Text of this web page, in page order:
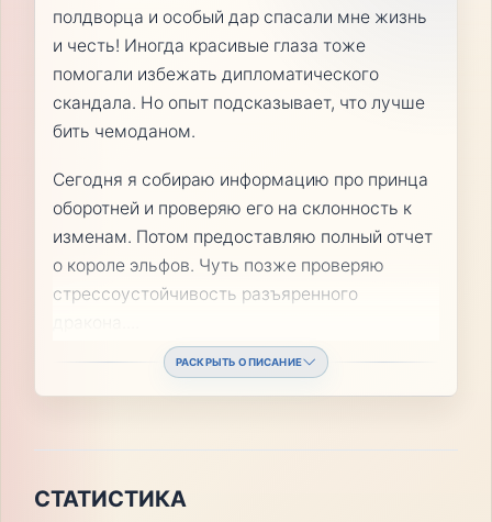
полдворца и особый дар спасали мне жизнь
и честь! Иногда красивые глаза тоже
помогали избежать дипломатического
скандала. Но опыт подсказывает, что лучше
бить чемоданом.
Сегодня я собираю информацию про принца
оборотней и проверяю его на склонность к
изменам. Потом предоставляю полный отчет
о короле эльфов. Чуть позже проверяю
стрессоустойчивость разъяренного
РАСКРЫТЬ ОПИСАНИЕ
СТАТИСТИКА